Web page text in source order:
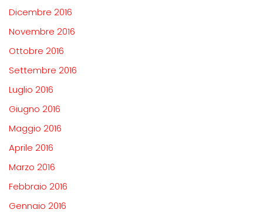
Dicembre 2016
Novembre 2016
Ottobre 2016
Settembre 2016
Luglio 2016
Giugno 2016
Maggio 2016
Aprile 2016
Marzo 2016
Febbraio 2016
Gennaio 2016